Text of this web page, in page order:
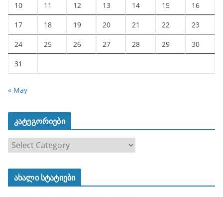
10 11 12 13 14 15 16
17 18 19 20 21 22 23
24 25 26 27 28 29 30
31
« May
კატეგორიები
ტ
ახალი სტატიები